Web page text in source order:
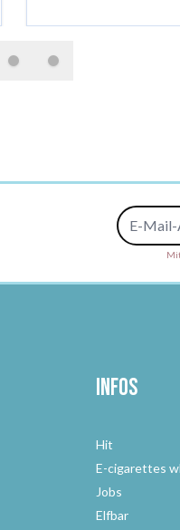
E-Mail-
Infos
Hit
E-cigarettes
Jobs
Elfbar